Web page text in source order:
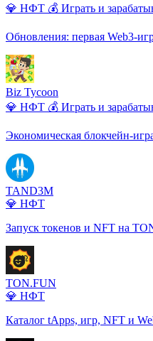
💎 НФТ 💰 Играть и
Обновления: первая Web3-
Biz Tycoon
💎 НФТ 💰 Играть и
Экономическая блокчейн-
TAND3M
💎 НФТ
Запуск токенов и NFT на
TON.FUN
💎 НФТ
Каталог tApps, игр, NFT и